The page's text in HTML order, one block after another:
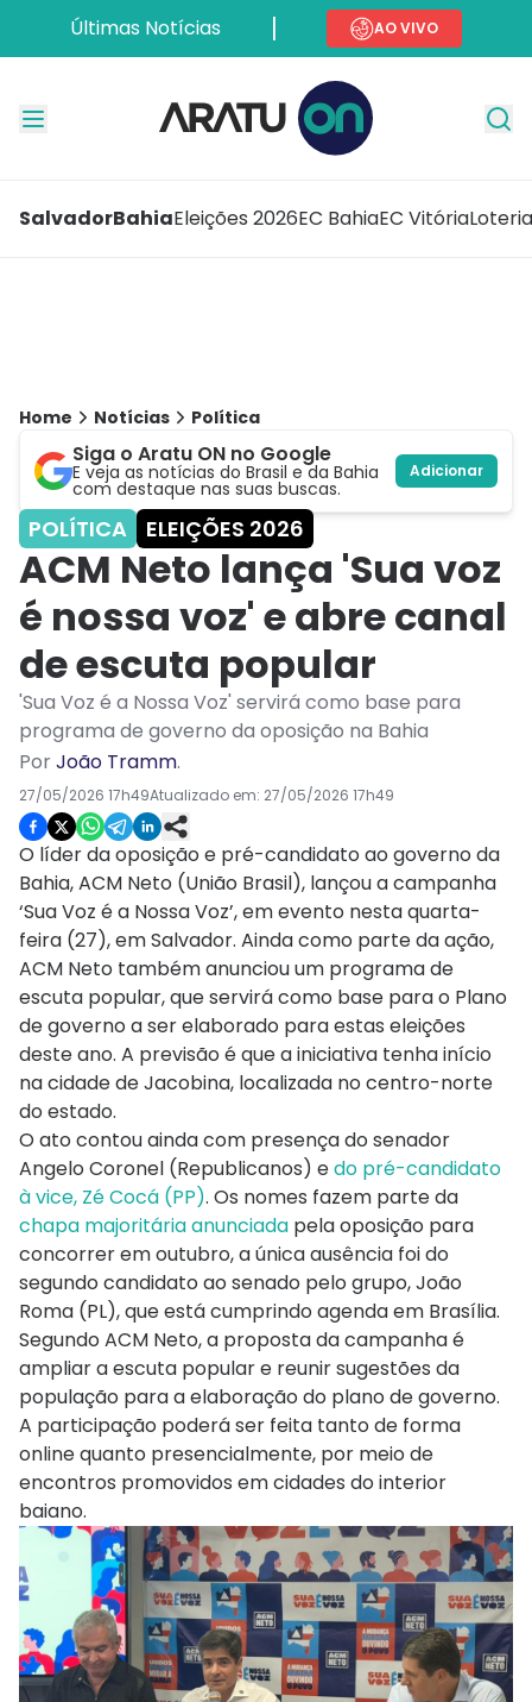
Últimas Notícias AO VIVO
SalvadorBahiaEleições 2026EC BahiaEC Vitória
Home Notícias Política
Siga o Aratu ON no Google
E veja as notícias do Brasil e da Bahia
com destaque nas suas buscas.
Adicionar
POLÍTICA ELEIÇÕES 2026
ACM Neto lança 'Sua voz
é nossa voz' e abre canal
de escuta popular
'Sua Voz é a Nossa Voz' servirá como base para
programa de governo da oposição na Bahia
PorJoão Tramm.
27/05/2026 17h49Atualizado em: 27/05/2026 17h49
O líder da oposição e pré-candidato ao governo da
Bahia, ACM Neto (União Brasil), lançou a campanha
‘Sua Voz é a Nossa Voz’, em evento nesta quarta-
feira (27), em Salvador. Ainda como parte da ação,
ACM Neto também anunciou um programa de
escuta popular, que servirá como base para o Plano
de governo a ser elaborado para estas eleições
deste ano. A previsão é que a iniciativa tenha início
na cidade de Jacobina, localizada no centro-norte
do estado.
O ato contou ainda com presença do senador
Angelo Coronel (Republicanos) edo pré-candidato
à vice, Zé Cocá (PP). Os nomes fazem parte da
chapa majoritária anunciada pela oposição para
concorrer em outubro, a única ausência foi do
segundo candidato ao senado pelo grupo, João
Roma (PL), que está cumprindo agenda em Brasília.
Segundo ACM Neto, a proposta da campanha é
ampliar a escuta popular e reunir sugestões da
população para a elaboração do plano de governo.
A participação poderá ser feita tanto de forma
online quanto presencialmente, por meio de
encontros promovidos em cidades do interior
baiano.